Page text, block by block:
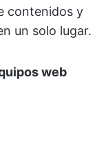
contenidos y
un solo lugar.
web